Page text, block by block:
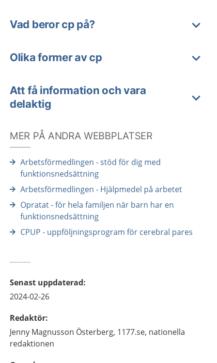
Vad beror cp på?
Olika former av cp
Att få information och vara
delaktig
MER PÅ ANDRA WEBBPLATSER
Arbetsförmedlingen - stöd för dig med
funktionsnedsättning
Arbetsförmedlingen - Hjälpmedel på arbetet
Opratat - för hela familjen när barn har en
funktionsnedsättning
CPUP - uppföljningsprogram för cerebral pares
Senast uppdaterad:
2024-02-26
Redaktör:
Jenny Magnusson Österberg, 1177.se, nationella
redaktionen